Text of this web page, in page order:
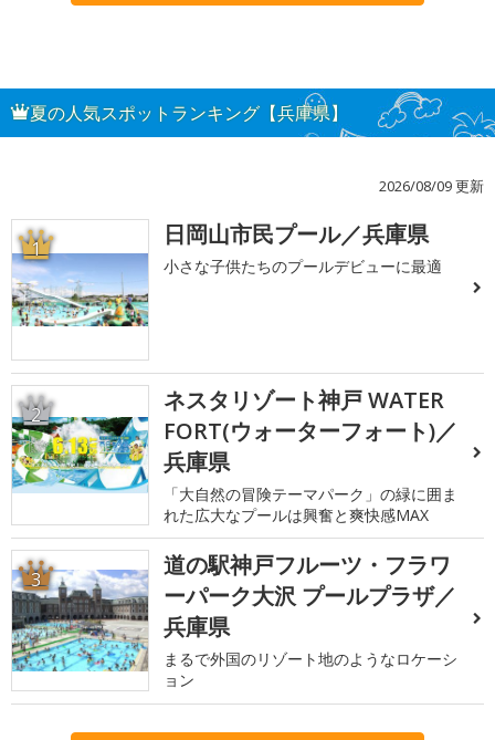
夏の人気スポットランキング【兵庫県】
2026/08/09 更新
1 日岡山市民プール／兵庫県
小さな子供たちのプールデビューに最適
2
ネスタリゾート神戸 WATER
FORT(ウォーターフォート)／
兵庫県
「大自然の冒険テーマパーク」の緑に囲ま
れた広大なプールは興奮と爽快感MAX
3
道の駅神戸フルーツ・フラワ
ーパーク大沢 プールプラザ／
兵庫県
まるで外国のリゾート地のようなロケーシ
ョン